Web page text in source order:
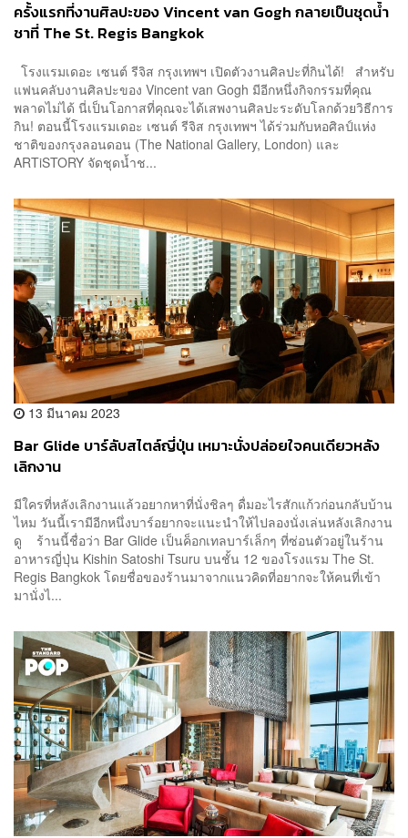
ครั้งแรกที่งานศิลปะของ Vincent van Gogh กลายเป็นชุดน้ำ
ชาที่ The St. Regis Bangkok
โรงแรมเดอะ เซนต์ รีจิส กรุงเทพฯ เปิดตัวงานศิลปะที่กินได้! สำหรับ
แฟนคลับงานศิลปะของ Vincent van Gogh มีอีกหนึ่งกิจกรรมที่คุณ
พลาดไม่ได้ นี่เป็นโอกาสที่คุณจะได้เสพงานศิลปะระดับโลกด้วยวิธีการ
กิน! ตอนนี้โรงแรมเดอะ เซนต์ รีจิส กรุงเทพฯ ได้ร่วมกับหอศิลป์แห่ง
ชาติของกรุงลอนดอน (The National Gallery, London) และ
ARTiSTORY จัดชุดน้ำช...
13 มีนาคม 2023
Bar Glide บาร์ลับสไตล์ญี่ปุ่น เหมาะนั่งปล่อยใจคนเดียวหลัง
เลิกงาน
มีใครที่หลังเลิกงานแล้วอยากหาที่นั่งชิลๆ ดื่มอะไรสักแก้วก่อนกลับบ้าน
ไหม วันนี้เรามีอีกหนึ่งบาร์อยากจะแนะนำให้ไปลองนั่งเล่นหลังเลิกงาน
ดู ร้านนี้ชื่อว่า Bar Glide เป็นค็อกเทลบาร์เล็กๆ ที่ซ่อนตัวอยู่ในร้าน
อาหารญี่ปุ่น Kishin Satoshi Tsuru บนชั้น 12 ของโรงแรม The St.
Regis Bangkok โดยชื่อของร้านมาจากแนวคิดที่อยากจะให้คนที่เข้า
มานั่งไ...